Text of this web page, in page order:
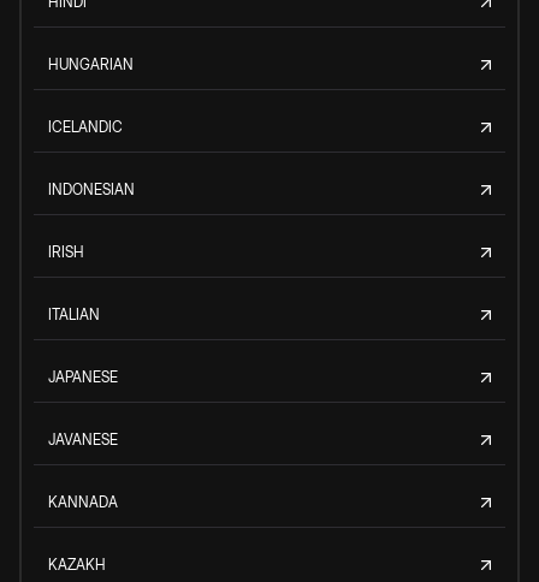
HUNGARIAN
ICELANDIC
INDONESIAN
IRISH
ITALIAN
JAPANESE
JAVANESE
KANNADA
KAZAKH